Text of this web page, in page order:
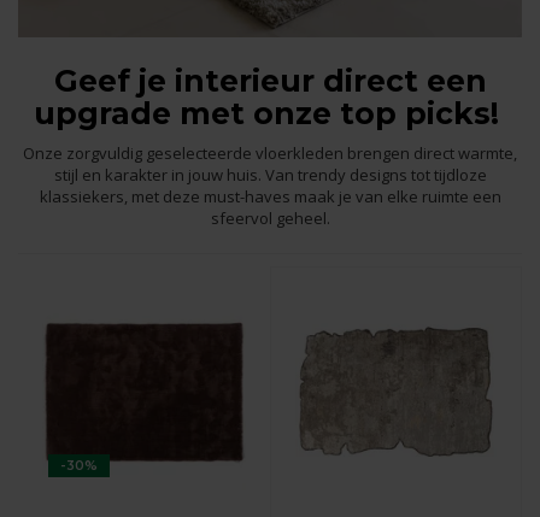
Geef je interieur direct een
upgrade met onze top picks!
Onze zorgvuldig geselecteerde vloerkleden brengen direct warmte,
stijl en karakter in jouw huis. Van trendy designs tot tijdloze
klassiekers, met deze must-haves maak je van elke ruimte een
sfeervol geheel.
-30%